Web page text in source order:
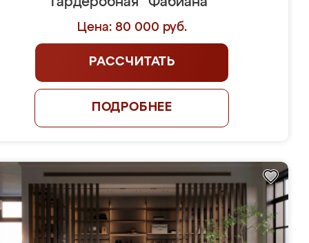
Цена: 80 000 руб.
РАССЧИТАТЬ
ПОДРОБНЕЕ